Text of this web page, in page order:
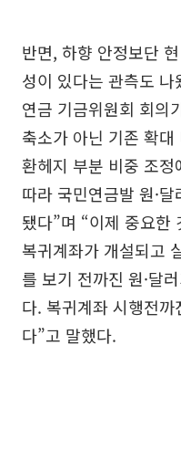
반면, 하향 안정보단
성이 있다는 관측도
연금 기금위원회 회의
축소가 아닌 기존 확
환헤지 부분 비중 조
따라 국민연금발 원·
됐다”며 “이제 중요한
복귀계좌가 개설되고
를 보기 전까진 원·달
다. 복귀계좌 시행전
다”고 말했다.